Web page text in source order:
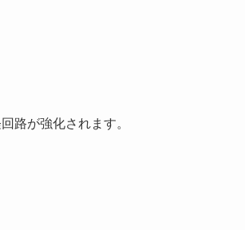
路が強化されます。